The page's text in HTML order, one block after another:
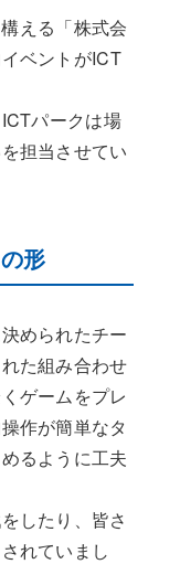
える「株式会
ベントがICT
パークは場
担当させてい
形
められたチー
た組み合わせ
ゲームをプレ
作が簡単なタ
るように工夫
したり、皆さ
れていまし